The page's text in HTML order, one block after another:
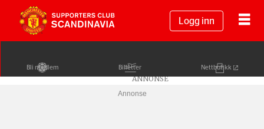
Logg inn
Bli medlem Billetter Nettbutikk
Annonse